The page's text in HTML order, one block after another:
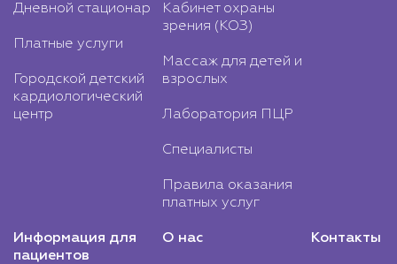
Дневной стационар
Платные услуги
Городской детский
кардиологический
центр
Кабинет охраны
зрения (КОЗ)
Массаж для детей и
взрослых
Лаборатория ПЦР
Специалисты
Правила оказания
платных услуг
Информация для
пациентов
О нас Контакты